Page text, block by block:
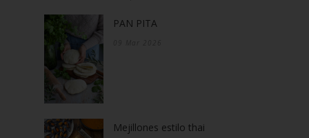
PAN PITA
Mejillones estilo thai